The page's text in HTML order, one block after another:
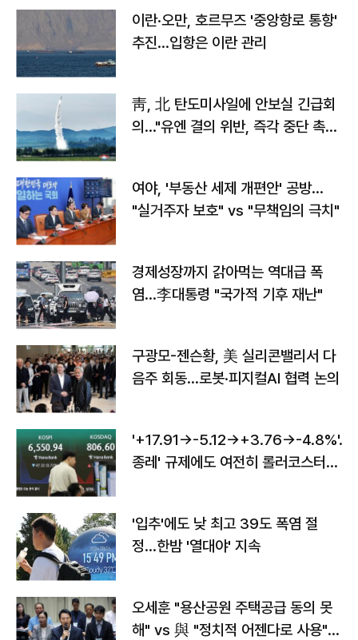
이란·오만, 호르무즈 '중앙항로 통항'
추진…입항은 이란 관리
靑, 北 탄도미사일에 안보실 긴급회
의…"유엔 결의 위반, 즉각 중단 촉
여야, '부동산 세제 개편안' 공방…
"실거주자 보호" vs "무책임의 극치"
경제성장까지 갉아먹는 역대급 폭
염…李대통령 "국가적 기후 재난"
구광모-젠슨황, 美 실리콘밸리서 다
음주 회동…로봇·피지컬AI 협력 논의
'+17.91→-5.12→+3.76→-4.8%'…'
종레' 규제에도 여전히 롤러코스터
'입추'에도 낮 최고 39도 폭염 절
정…한밤 '열대야' 지속
오세훈 "용산공원 주택공급 동의 못
해" vs 與 "정치적 어젠다로 사용"